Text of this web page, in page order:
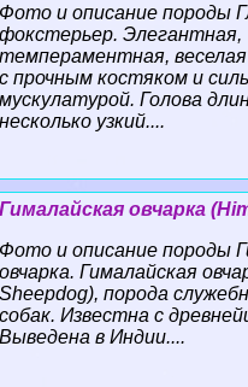
Фото и описание породы
фокстерьер. Элегантная,
темпераментная, веселая
с прочным костяком и
мускулатурой. Голова
несколько узкий....
Гималайская овчарка
Фото и описание породы
овчарка. Гималайская
Sheepdog), порода
собак. Известна с
Выведена в Индии....